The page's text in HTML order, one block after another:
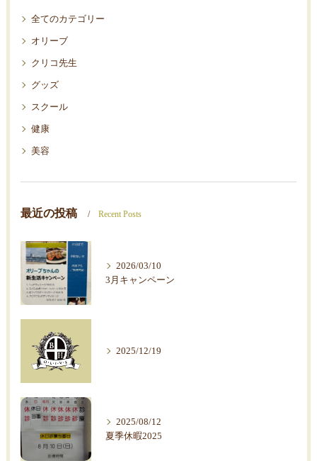
全てのカテゴリー
オリーブ
クリコ先生
グッズ
スクール
健康
美容
最近の投稿 Recent Posts
2026/03/10
3月キャンペーン
2025/12/19
2025/08/12
夏季休暇2025